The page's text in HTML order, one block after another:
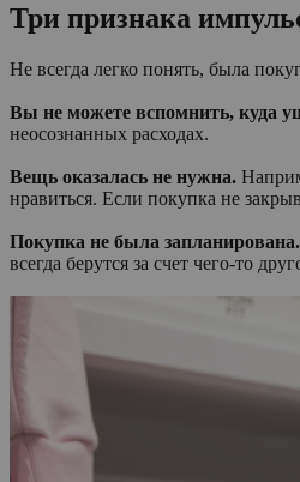
Три признака
Не всегда легко понять, была
Вы не можете вспомнить, куда
неосознанных расходах.
Вещь оказалась не нужна.
нравиться. Если покупка не
Покупка не была запланирована.
всегда берутся за счет чего-то